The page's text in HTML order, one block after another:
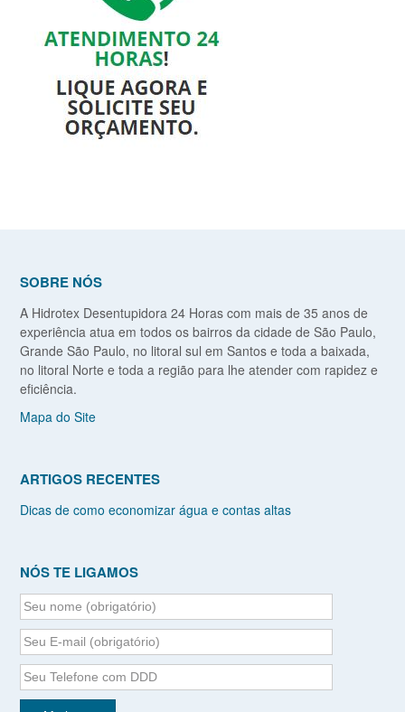
SOBRE NÓS
A Hidrotex Desentupidora 24 Horas com mais de 35 anos de
experiência atua em todos os bairros da cidade de São Paulo,
Grande São Paulo, no litoral sul em Santos e toda a baixada,
no litoral Norte e toda a região para lhe atender com rapidez e
eficiência.
Mapa do Site
ARTIGOS RECENTES
Dicas de como economizar água e contas altas
NÓS TE LIGAMOS